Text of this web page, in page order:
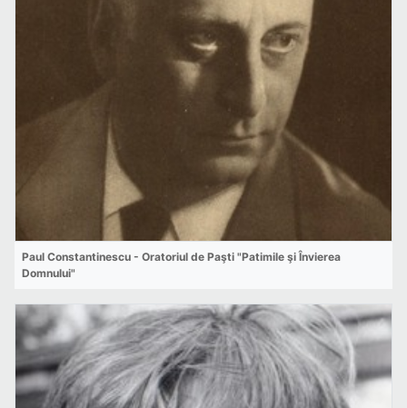
Paul Constantinescu - Oratoriul de Paşti "Patimile şi Învierea
Domnului"